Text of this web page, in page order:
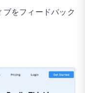
をフィードバック